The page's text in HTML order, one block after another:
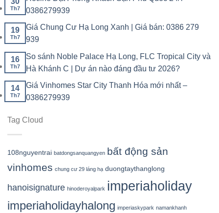
Th7
0386279939
19
Th7
Giá Chung Cư Hạ Long Xanh | Giá bán: 0386 279
939
16
Th7
So sánh Noble Palace Hạ Long, FLC Tropical City và
Hà Khánh C | Dự án nào đáng đầu tư 2026?
14
Th7
Giá Vinhomes Star City Thanh Hóa mới nhất –
0386279939
Tag Cloud
108nguyentrai batdongsanquangyen bất động sản
vinhomes chung cư 29 láng hạ duongtaythanglong
hanoisignature hinoderoyalpark imperiaholiday
imperiaholidayhalong imperiaskypark namankhanh